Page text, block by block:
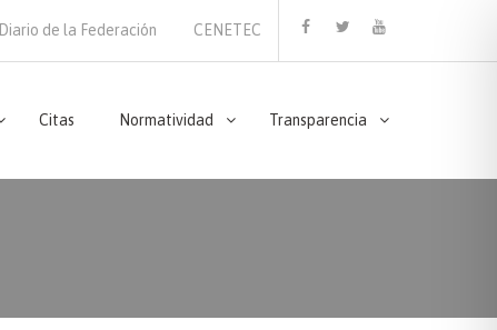
Diario de la Federación
CENETEC
Citas Normatividad Transparencia